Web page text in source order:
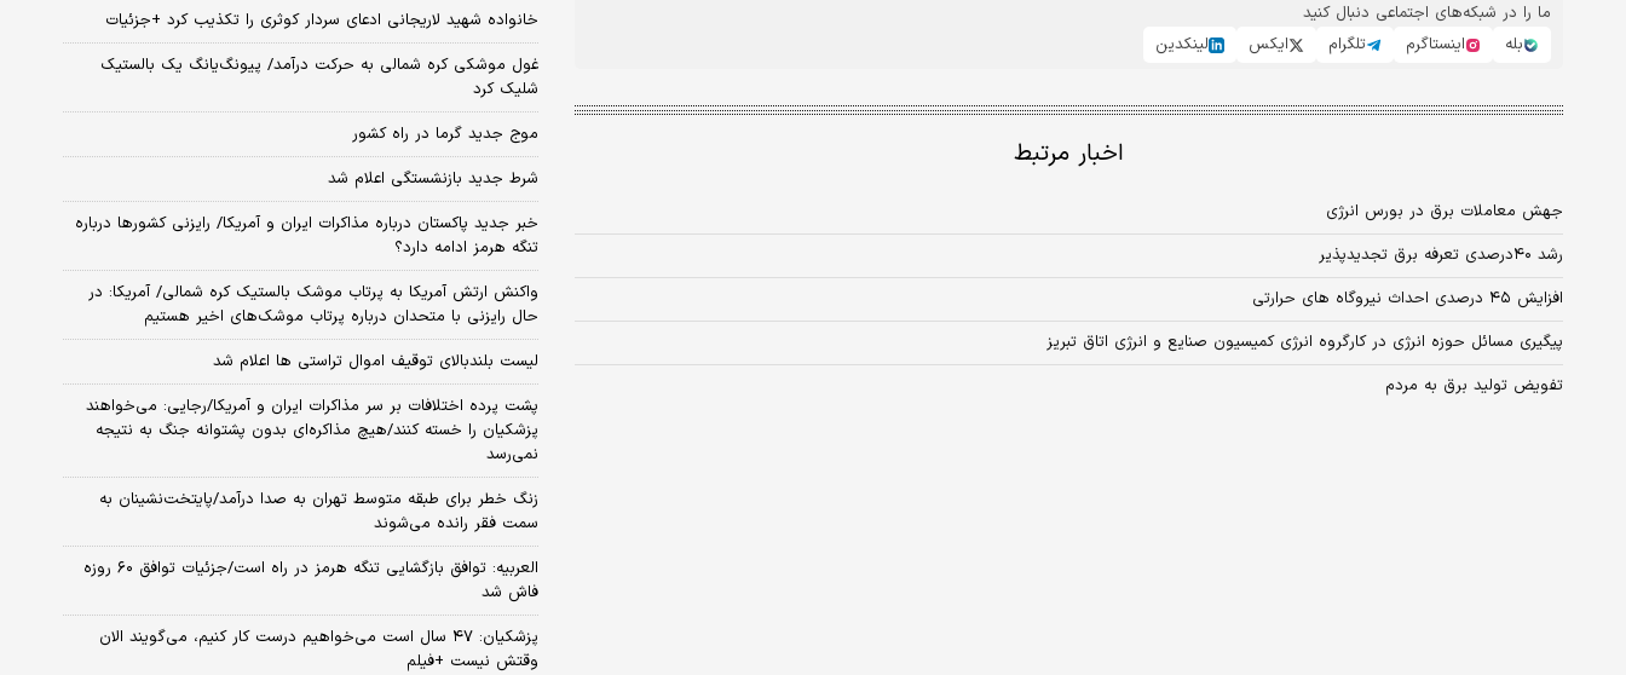
ما را در شبکه‌های اجتماعی دنبال کنید
بله
اینستاگرم تلگرام ایکس لینکدین
اخبار مرتبط
جهش معاملات برق در بورس انرژی
رشد ۴۰درصدی تعرفه برق تجدیدپذیر
افزایش ۴۵ درصدی احداث نیروگاه های حرارتی
پیگیری مسائل حوزه انرژی در کارگروه انرژی کمیسیون صنایع و انرژی اتاق تبریز
تفویض تولید برق به مردم
خانواده شهید لاریجانی ادعای سردار کوثری را تکذیب کرد +جزئیات
غول موشکی کره شمالی به حرکت درآمد/ پیونگ‌یانگ یک بالستیک
شلیک کرد
موج جدید گرما در راه کشور
شرط جدید بازنشستگی اعلام شد
خبر جدید پاکستان درباره مذاکرات ایران و آمریکا/ رایزنی کشورها درباره
تنگه هرمز ادامه دارد؟
واکنش ارتش آمریکا به پرتاب موشک بالستیک کره شمالی/ آمریکا: در
حال رایزنی با متحدان درباره پرتاب موشک‌های اخیر هستیم
لیست بلندبالای توقیف اموال تراستی ها اعلام شد
پشت پرده اختلافات بر سر مذاکرات ایران و آمریکا/رجایی: می‌خواهند
پزشکیان را خسته کنند/هیچ مذاکره‌ای بدون پشتوانه جنگ به نتیجه
نمی‌رسد
زنگ خطر برای طبقه متوسط تهران به صدا درآمد/پایتخت‌نشینان به
سمت فقر رانده می‌شوند
العربیه: توافق بازگشایی تنگه هرمز در راه است/جزئیات توافق ۶۰ روزه
فاش شد
پزشکیان: ۴۷ سال است می‌خواهیم درست کار کنیم، می‌گویند الان
وقتش نیست +فیلم